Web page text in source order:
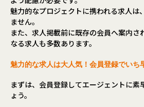
・先進的なお客様と共に、デジタルトラ
ンを実行する中で、様々な業界・企業か
ウハウを得ることも可能です
・キャリア構築に向けては組織として全
い、人が成長できる環境を準備しておりま
想定役職
課長代理、主任
※経験・年齢等を考慮のうえ、役職・待
魅力的なプロジェクトに携われる求人は
ません。
また、求人掲載前に既存の会員へ案内さ
なる求人も多数あります。
魅力的な求人は大人気！会員登録でいち
まずは、会員登録してエージェントに素
ょう。